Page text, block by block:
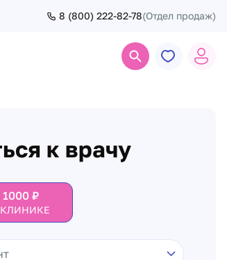
8 (800) 222-82-78(Отдел продаж)
к врачу
1000₽